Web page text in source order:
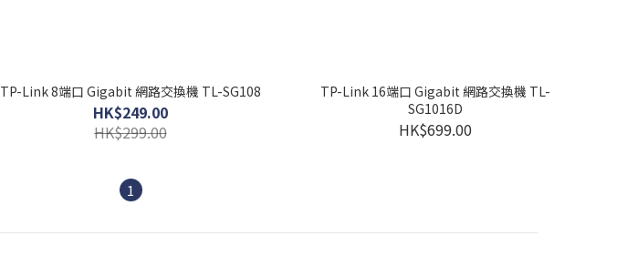
TP-Link 8端口 Gigabit 網路交換機 TL-SG108
HK$249.00
HK$299.00
TP-Link 16端口 Gigabit 網路交換機 TL-
SG1016D
HK$699.00
1